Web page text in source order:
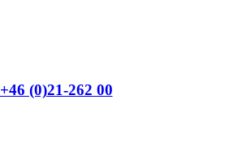
+46 (0)21-262 00